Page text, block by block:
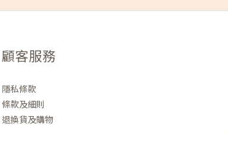
顧客服務
隱私條款
條款及細則
退換貨及購物